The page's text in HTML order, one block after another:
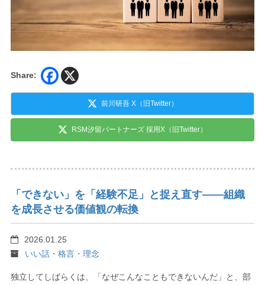
Share:
前川研吾 X（旧Twitter）
RSM汐留パートナーズ 採用X（旧Twitter）
「できない」を「経験不足」と捉え直す――組織
を成長させる価値観の転換
2026.01.25
いい話・格言・理念
独立してしばらくは、「なぜこんなこともできないんだ」と、部